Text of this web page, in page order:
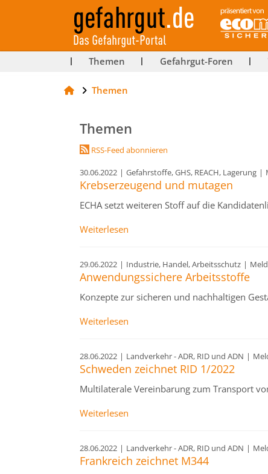
Themen Gefahrgut-Foren
Themen
Themen
RSS-Feed abonnieren
30.06.2022 | Gefahrstoffe, GHS, REACH, Lagerung |
Krebserzeugend und mutagen
ECHA setzt weiteren Stoff auf die
Weiterlesen
29.06.2022 | Industrie, Handel, Arbeitsschutz |
Anwendungssichere Arbeitsstoffe
Konzepte zur sicheren und nachhaltigen
Weiterlesen
28.06.2022 | Landverkehr - ADR, RID und ADN |
Schweden zeichnet RID 1/2022
Multilaterale Vereinbarung zum Transport
Weiterlesen
28.06.2022 | Landverkehr - ADR, RID und ADN |
Frankreich zeichnet M344